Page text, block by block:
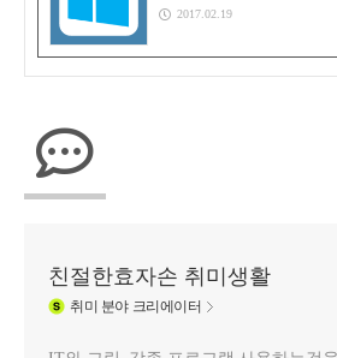
2017.02.19
친절한효자손 취미생활
취미 분야 크리에이터